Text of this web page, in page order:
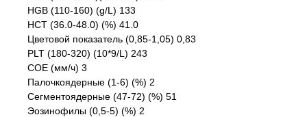
HGB (110-160) (g/L) 133
HCT (36.0-48.0) (%) 41.0
Цветовой показатель (0,85-1,05) 0,83
PLT (180-320) (10*9/L) 243
COE (мм/ч) 3
Палочкоядерные (1-6) (%) 2
Сегментоядерные (47-72) (%) 51
Эозинофилы (0,5-5) (%) 2